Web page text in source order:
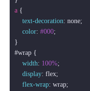
a {
text-decoration: none;
color: #000;
#wrap {
width: 100%;
display: flex;
flex-wrap: wrap;